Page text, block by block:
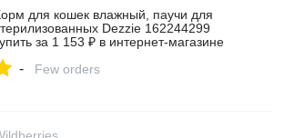
для кошек влажный, паучи для
Dezzie 162244299
за 1 153 ₽ в интернет‑магазине
- Few orders